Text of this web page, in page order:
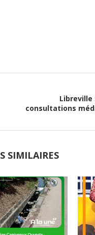
Libreville
consultations
SIMILAIRES